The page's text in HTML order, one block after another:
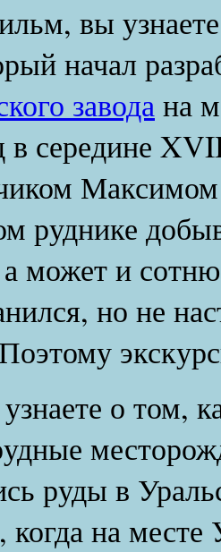
вы
начал
заводана
в середине
руднике
может и
но не
о том,
руды в
когда на